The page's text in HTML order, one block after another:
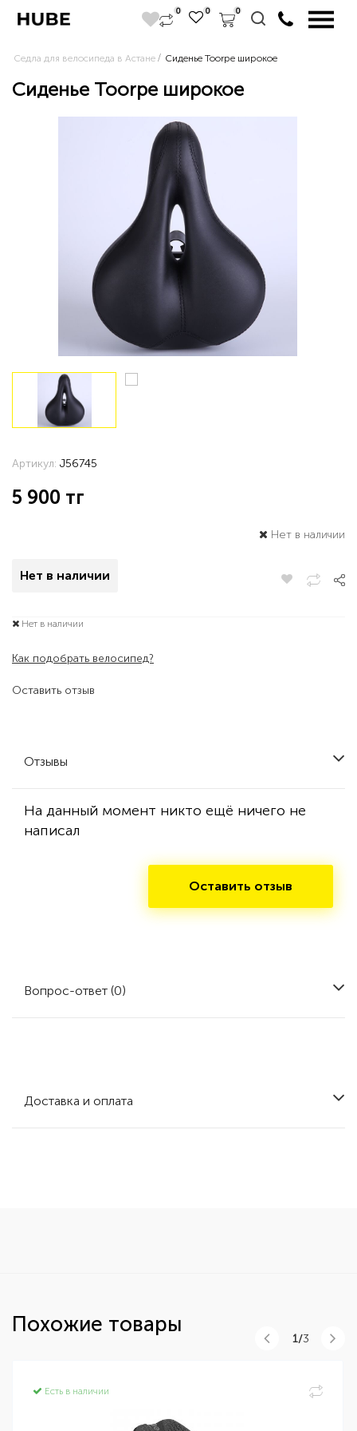
0 0 0
Седла для велосипеда в Астане Сиденье Toorpe широкое
Сиденье Toorpe широкое
Оставить отзыв
Артикул: J56745
5 900 тг
Нет в наличии
Нет в наличии
Нет в наличии
Как подобрать велосипед?
Отзывы
На данный момент никто ещё ничего не
написал
Оставить отзыв
Вопрос-ответ (0)
Доставка и оплата
Похожие товары
Есть в наличии
1/3